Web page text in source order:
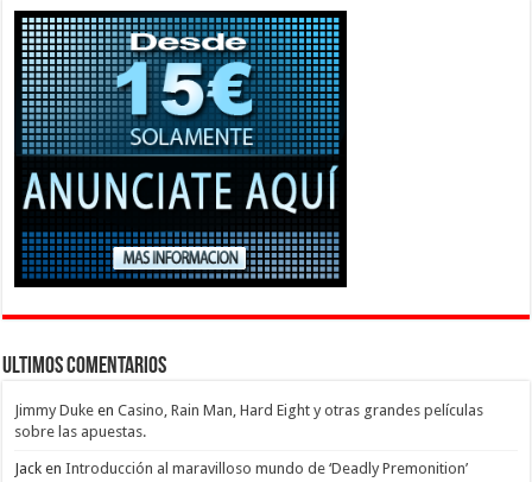
Ultimos Comentarios
Jimmy Duke enCasino, Rain Man, Hard Eight y otras grandes películas
sobre las apuestas.
Jack enIntroducción al maravilloso mundo de ‘Deadly Premonition’